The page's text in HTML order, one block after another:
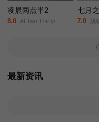
凌晨两点半2
8.0 At Two Thirty/
七月
7.0 姚
最新资讯